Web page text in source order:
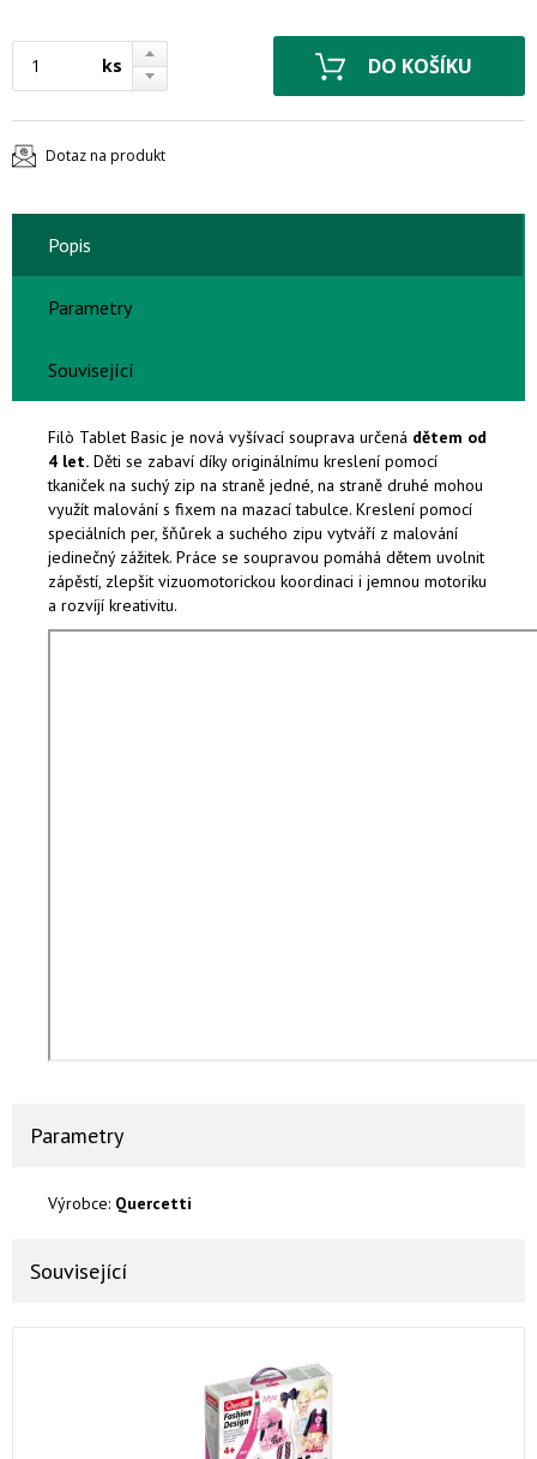
ks
Dotaz na produkt
Popis
Parametry
Související
Filò Tablet Basic je nová vyšívací souprava určená dětem od
4 let. Děti se zabaví díky originálnímu kreslení pomocí
tkaniček na suchý zip na straně jedné, na straně druhé mohou
využít malování s fixem na mazací tabulce. Kreslení pomocí
speciálních per, šňůrek a suchého zipu vytváří z malování
jedinečný zážitek. Práce se soupravou pomáhá dětem uvolnit
zápěstí, zlepšit vizuomotorickou koordinaci i jemnou motoriku
a rozvíjí kreativitu.
Parametry
Výrobce: Quercetti
Související